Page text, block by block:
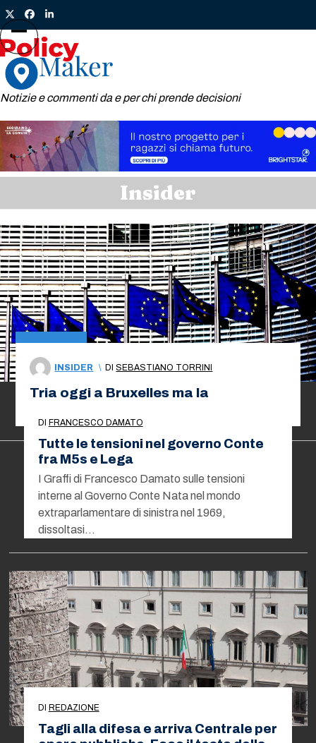
Skip
to
content
TwitterFacebook
LinkedIn
Notizie e commenti da e per chi prende decisioni
Open
mobile
menu
Close
mobile
menu
Insider
INSIDER \ DI SEBASTIANO TORRINI
Tria oggi a Bruxelles ma la
DI FRANCESCO DAMATO
Tutte le tensioni nel governo Conte
fra M5s e Lega
I Graffi di Francesco Damato sulle tensioni
interne al Governo Conte Nata nel mondo
extraparlamentare di sinistra nel 1969,
dissoltasi…
DI REDAZIONE
Tagli alla difesa e arriva Centrale per